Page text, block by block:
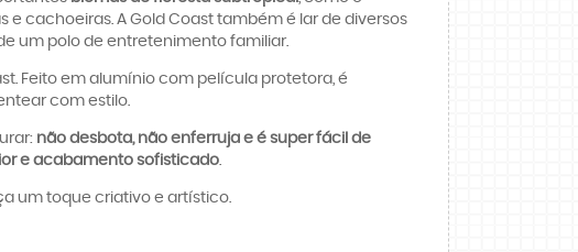
e cachoeiras. A Gold Coast também é lar de diversos
um polo de entretenimento familiar.
Feito em alumínio com película protetora, é
com estilo.
não desbota, não enferruja e é super fácil de
e acabamento sofisticado.
um toque criativo e artístico.